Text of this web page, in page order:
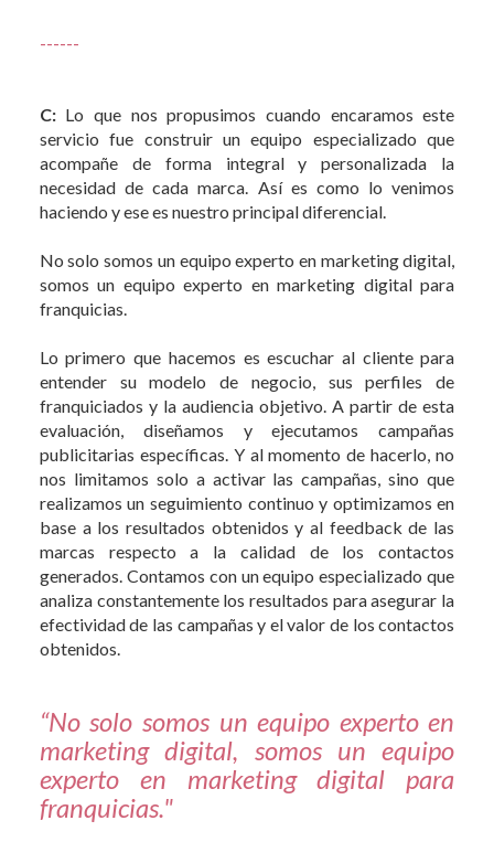
------
C:Lo que nos propusimos cuando encaramos este
servicio fue construir un equipo especializado que
acompañe de forma integral y personalizada la
necesidad de cada marca. Así es como lo venimos
haciendo y ese es nuestro principal diferencial.
No solo somos un equipo experto en marketing digital,
somos un equipo experto en marketing digital para
franquicias.
Lo primero que hacemos es escuchar al cliente para
entender su modelo de negocio, sus perfiles de
franquiciados y la audiencia objetivo. A partir de esta
evaluación, diseñamos y ejecutamos campañas
publicitarias específicas. Y al momento de hacerlo, no
nos limitamos solo a activar las campañas, sino que
realizamos un seguimiento continuo y optimizamos en
base a los resultados obtenidos y al feedback de las
marcas respecto a la calidad de los contactos
generados. Contamos con un equipo especializado que
analiza constantemente los resultados para asegurar la
efectividad de las campañas y el valor de los contactos
obtenidos.
“No solo somos un equipo experto en
marketing digital, somos un equipo
experto en marketing digital para
franquicias."